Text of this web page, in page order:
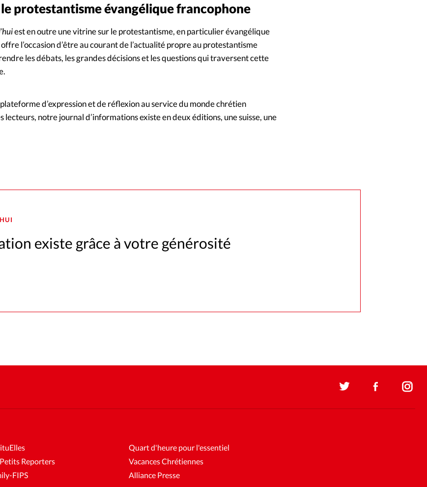
protestantisme évangélique francophone
est en outre une vitrine sur le protestantisme, en particulier évangélique
l’occasion d’être au courant de l’actualité propre au protestantisme
les débats, les grandes décisions et les questions qui traversent cette
d’expression et de réflexion au service du monde chrétien
lecteurs, notre journal d’informations existe en deux éditions, une suisse, une
existe grâce à votre générosité
Reporters
FIPS
Quart d'heure pour l'essentiel
Vacances Chrétiennes
Alliance Presse